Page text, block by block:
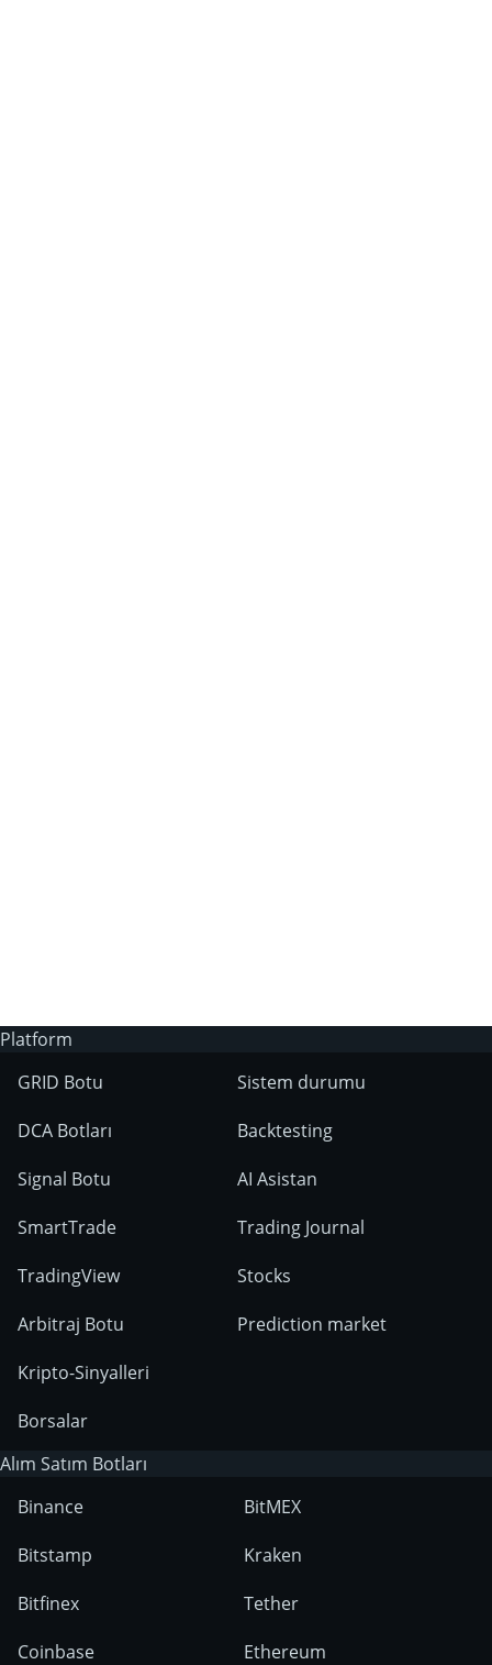
Platform
GRID Botu
DCA Botları
Signal Botu
SmartTrade
TradingView
Arbitraj Botu
Kripto-Sinyalleri
Borsalar
Sistem durumu
Backtesting
AI Asistan
Trading Journal
Stocks
Prediction market
Alım Satım Botları
Binance
Bitstamp
Bitfinex
Coinbase
BitMEX
Kraken
Tether
Ethereum